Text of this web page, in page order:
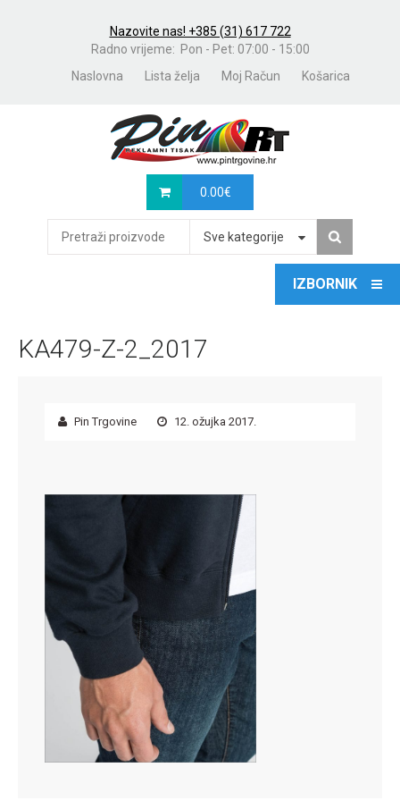
Nazovite nas! +385 (31) 617 722
Radno vrijeme: Pon - Pet: 07:00 - 15:00
Naslovna
Lista želja Moj Račun Košarica
0.00€
Sve kategorije
KA479-Z-2_2017
Pin Trgovine 12. ožujka 2017.